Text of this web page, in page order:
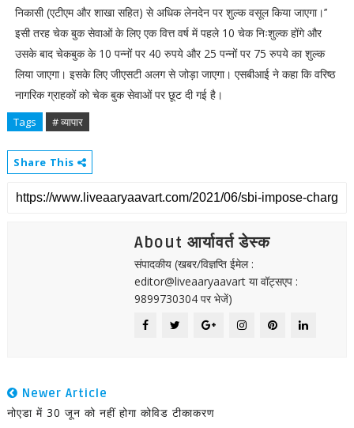
निकासी (एटीएम और शाखा सहित) से अधिक लेनदेन पर शुल्क वसूल किया जाएगा।’’
इसी तरह चेक बुक सेवाओं के लिए एक वित्त वर्ष में पहले 10 चेक निःशुल्क होंगे और
उसके बाद चेकबुक के 10 पन्नों पर 40 रुपये और 25 पन्नों पर 75 रुपये का शुल्क
लिया जाएगा। इसके लिए जीएसटी अलग से जोड़ा जाएगा। एसबीआई ने कहा कि वरिष्ठ
नागरिक ग्राहकों को चेक बुक सेवाओं पर छूट दी गई है।
Tags # व्यापार
Share This
About आर्यावर्त डेस्क
संपादकीय (खबर/विज्ञप्ति ईमेल :
editor@liveaaryaavart या वॉट्सएप :
9899730304 पर भेजें)
Newer Article
नोएडा में 30 जून को नहीं होगा कोविड टीकाकरण